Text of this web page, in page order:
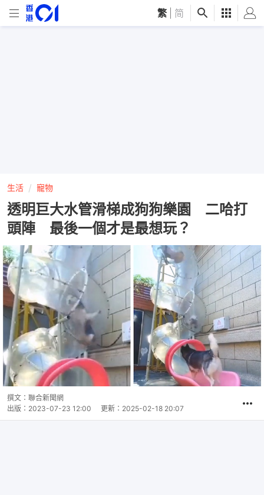
繁 简
生活 寵物
透明巨大水管滑梯成狗狗樂園 二哈打
頭陣 最後一個才是最想玩？
撰文： 聯合新聞網
出版： 2023-07-23 12:00 更新： 2025-02-18 20:07